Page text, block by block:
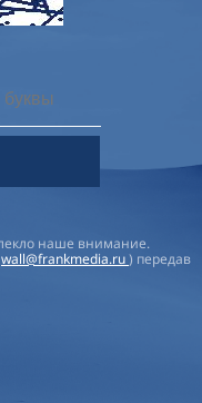
наше внимание.
wall@frankmedia.ru) передав